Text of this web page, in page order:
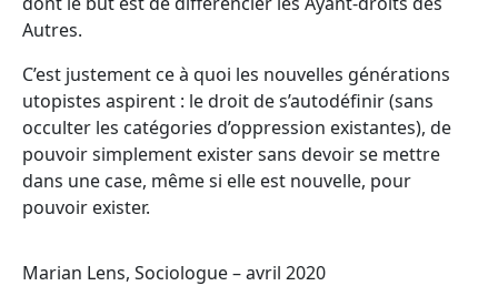
Autres.
C’est justement ce à quoi les nouvelles générations
utopistes aspirent : le droit de s’autodéfinir (sans
occulter les catégories d’oppression existantes), de
pouvoir simplement exister sans devoir se mettre
dans une case, même si elle est nouvelle, pour
pouvoir exister.
Marian Lens, Sociologue – avril 2020